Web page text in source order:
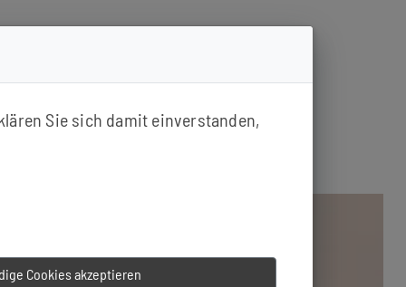
Sie sich damit einverstanden,
Cookies akzeptieren